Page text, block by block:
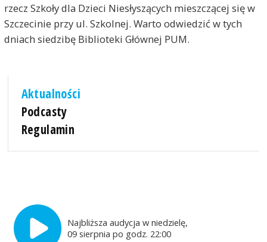
rzecz Szkoły dla Dzieci Niesłyszących mieszczącej się w
Szczecinie przy ul. Szkolnej. Warto odwiedzić w tych
dniach siedzibę Biblioteki Głównej PUM.
Aktualności
Podcasty
Regulamin
Najbliższa audycja w niedzielę,
09 sierpnia po godz. 22:00